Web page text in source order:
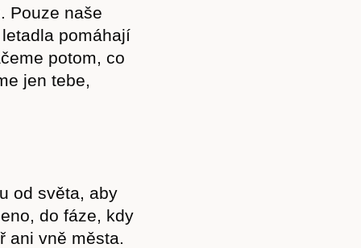
Pouze naše
pomáhají
potom, co
jen tebe,
od světa, aby
do fáze, kdy
ani vně města.